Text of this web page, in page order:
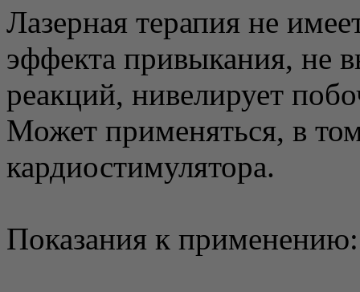
Лазерная терапия не
эффекта привыкания, не
реакций, нивелирует
Может применяться, в
кардиостимулятора.
Показания к применению: